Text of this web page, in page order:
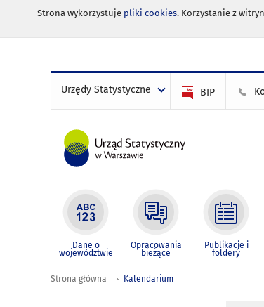
Strona wykorzystuje pliki cookies. Korzystanie z
Urzędy Statystyczne BIP
Dane o
województwie
Opracowania
bieżące
Publikacje i
foldery
Strona główna Kalendarium